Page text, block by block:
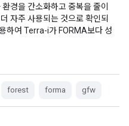
경을 간소화하고 중복을 줄이
자주 사용되는 것으로 확인되
하여 Terra-i가 FORMA보다 성
forest forma gfw